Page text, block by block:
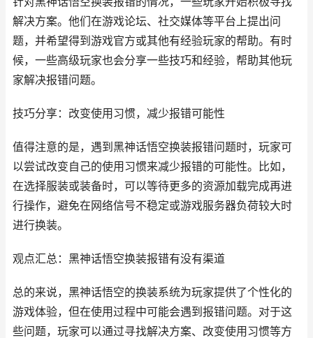
解决方案。他们在游戏论坛、社交媒体等平台上提出问
题，并希望得到游戏官方或其他有经验玩家的帮助。有时
候，一些高级玩家也会分享一些技巧和经验，帮助其他玩
家解决报错问题。
技巧分享：改变使用习惯，减少报错可能性
值得注意的是，遇到黑神话悟空换装报错问题时，玩家可
以尝试改变自己的使用习惯来减少报错的可能性。比如，
在选择服装或装备时，可以等待更多的资源加载完成再进
行操作，避免在网络信号不稳定或游戏服务器负荷较大时
进行换装。
观点汇总：黑神话悟空换装报错有没有渠道
总的来说，黑神话悟空的换装系统为玩家提供了个性化的
游戏体验，但在使用过程中可能会遇到报错问题。对于这
些问题，玩家可以通过寻找解决方案、改变使用习惯等方